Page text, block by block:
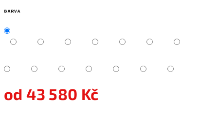
BARVA
od43 580 Kč